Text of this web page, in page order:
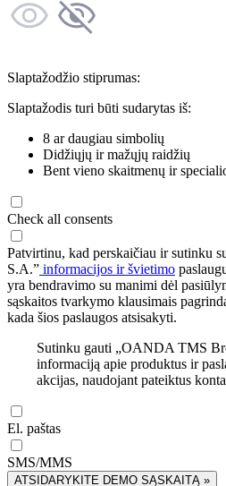
Slaptažodžio stiprumas:
Slaptažodis turi būti sudarytas iš:
8 ar daugiau simbolių
Didžiųjų ir mažųjų raidžių
Bent vieno skaitmenų ir
Check all consents
Patvirtinu, kad perskaičiau ir sutinku
S.A.” informacijos ir švietimo
yra bendravimo su manimi dėl
sąskaitos tvarkymo klausimais
kada šios paslaugos atsisakyti.
Sutinku gauti „OANDA TMS
informaciją apie produktus ir
akcijas, naudojant pateiktus
El. paštas
SMS/MMS
ATSIDARYKITE DEMO SĄSKAITĄ »